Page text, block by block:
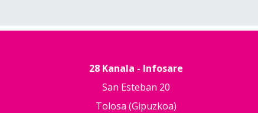
28 Kanala - Infosare
San Esteban 20
Tolosa (Gipuzkoa)